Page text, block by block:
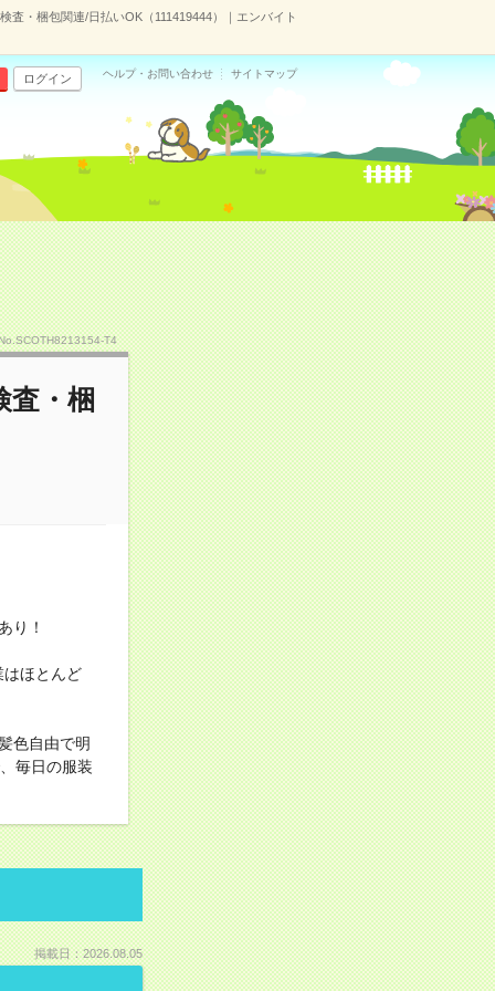
査・梱包関連/日払いOK（111419444）｜エンバイト
ログイン ヘルプ・お問い合わせ サイトマップ
T4
査・梱
り！
ほとんど
色自由で明
毎日の服装
掲載日：2026.08.05